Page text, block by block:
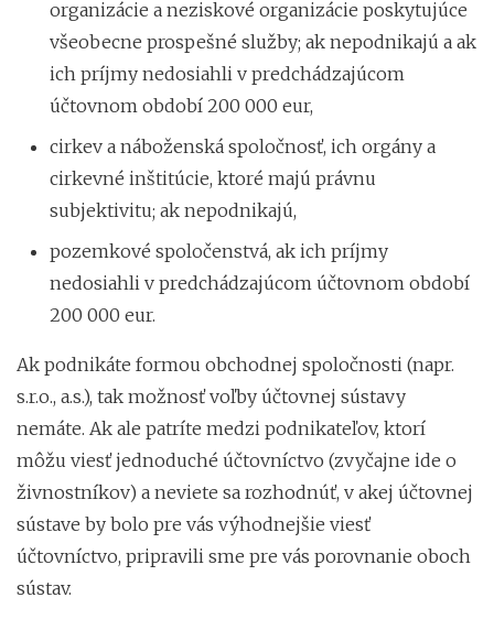
organizácie a neziskové organizácie poskytujúce
všeobecne prospešné služby; ak nepodnikajú a ak
ich príjmy nedosiahli v predchádzajúcom
účtovnom období 200 000 eur,
cirkev a náboženská spoločnosť, ich orgány a
cirkevné inštitúcie, ktoré majú právnu
subjektivitu; ak nepodnikajú,
pozemkové spoločenstvá, ak ich príjmy
nedosiahli v predchádzajúcom účtovnom období
200 000 eur.
Ak podnikáte formou obchodnej spoločnosti (napr.
s.r.o., a.s.), tak možnosť voľby účtovnej sústavy
nemáte. Ak ale patríte medzi podnikateľov, ktorí
môžu viesť jednoduché účtovníctvo (zvyčajne ide o
živnostníkov) a neviete sa rozhodnúť, v akej účtovnej
sústave by bolo pre vás výhodnejšie viesť
účtovníctvo, pripravili sme pre vás porovnanie oboch
sústav.